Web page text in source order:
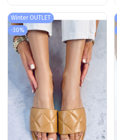
Winter OUTLET
-30%